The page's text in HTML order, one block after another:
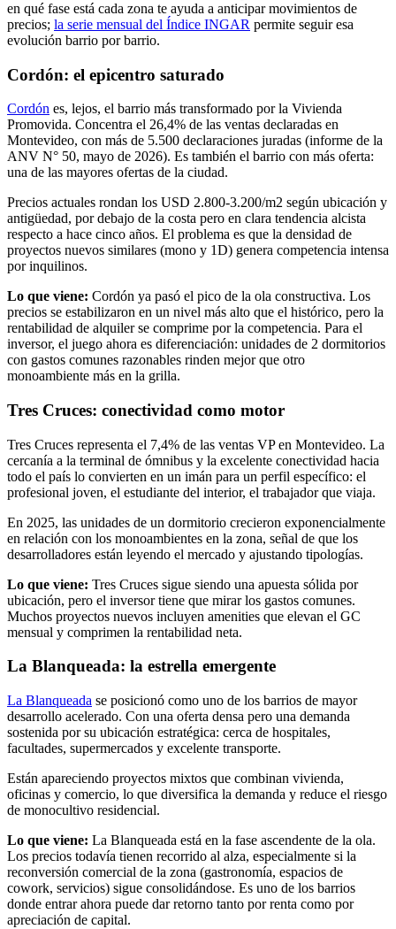
en qué fase está cada zona te ayuda a anticipar movimientos de
precios; la serie mensual del Índice INGAR permite seguir esa
evolución barrio por barrio.
Cordón: el epicentro saturado
Cordón es, lejos, el barrio más transformado por la Vivienda
Promovida. Concentra el 26,4% de las ventas declaradas en
Montevideo, con más de 5.500 declaraciones juradas (informe de la
ANV N° 50, mayo de 2026). Es también el barrio con más oferta:
una de las mayores ofertas de la ciudad.
Precios actuales rondan los USD 2.800-3.200/m2 según ubicación y
antigüedad, por debajo de la costa pero en clara tendencia alcista
respecto a hace cinco años. El problema es que la densidad de
proyectos nuevos similares (mono y 1D) genera competencia intensa
por inquilinos.
Lo que viene: Cordón ya pasó el pico de la ola constructiva. Los
precios se estabilizaron en un nivel más alto que el histórico, pero la
rentabilidad de alquiler se comprime por la competencia. Para el
inversor, el juego ahora es diferenciación: unidades de 2 dormitorios
con gastos comunes razonables rinden mejor que otro
monoambiente más en la grilla.
Tres Cruces: conectividad como motor
Tres Cruces representa el 7,4% de las ventas VP en Montevideo. La
cercanía a la terminal de ómnibus y la excelente conectividad hacia
todo el país lo convierten en un imán para un perfil específico: el
profesional joven, el estudiante del interior, el trabajador que viaja.
En 2025, las unidades de un dormitorio crecieron exponencialmente
en relación con los monoambientes en la zona, señal de que los
desarrolladores están leyendo el mercado y ajustando tipologías.
Lo que viene: Tres Cruces sigue siendo una apuesta sólida por
ubicación, pero el inversor tiene que mirar los gastos comunes.
Muchos proyectos nuevos incluyen amenities que elevan el GC
mensual y comprimen la rentabilidad neta.
La Blanqueada: la estrella emergente
La Blanqueada se posicionó como uno de los barrios de mayor
desarrollo acelerado. Con una oferta densa pero una demanda
sostenida por su ubicación estratégica: cerca de hospitales,
facultades, supermercados y excelente transporte.
Están apareciendo proyectos mixtos que combinan vivienda,
oficinas y comercio, lo que diversifica la demanda y reduce el riesgo
de monocultivo residencial.
Lo que viene: La Blanqueada está en la fase ascendente de la ola.
Los precios todavía tienen recorrido al alza, especialmente si la
reconversión comercial de la zona (gastronomía, espacios de
cowork, servicios) sigue consolidándose. Es uno de los barrios
donde entrar ahora puede dar retorno tanto por renta como por
apreciación de capital.